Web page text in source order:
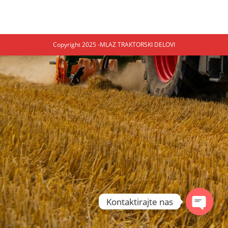
Copyright 2025 -MLAZ TRAKTORSKI DELOVI
Kontaktirajte nas
Open